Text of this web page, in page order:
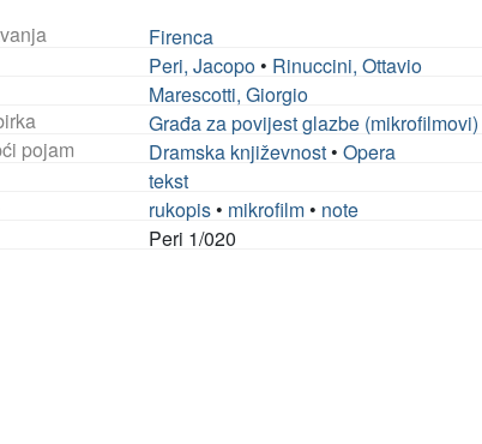
Firenca
Peri, Jacopo • Rinuccini, Ottavio
Marescotti, Giorgio
Građa za povijest glazbe (mikrofilmovi)
pojam
Dramska književnost •Opera
tekst
rukopis • mikrofilm • note
Peri 1/020